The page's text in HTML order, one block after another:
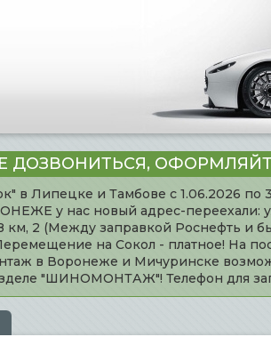
в Липецке и Тамбове с 1.06.2026
у нас новый адрес-переехали:
2 (Между заправкой Роснефть и
на Сокол - платное! На
в Воронеже и Мичуринске
"ШИНОМОНТАЖ"! Телефон для